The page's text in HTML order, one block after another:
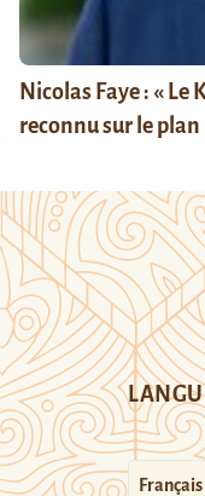
Nicolas Faye : «
reconnu sur le
Français